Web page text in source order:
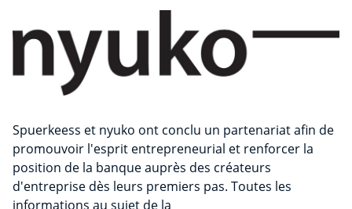
Spuerkeess et nyuko ont conclu un partenariat afin de
promouvoir l'esprit entrepreneurial et renforcer la
position de la banque auprès des créateurs
d'entreprise dès leurs premiers pas. Toutes les
informations au sujet de la